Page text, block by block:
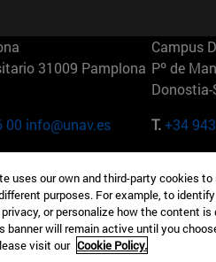
31009 Pamplona
00 info@unav.es
Campus
Pº de
T.+34
Águila 3 28023
00
165 W
EE.UU
T.+1 646
uses our own and third-party cookies
purposes. For example, to
or personalize how the content
banner will remain active until you
visit our Cookie Policy.